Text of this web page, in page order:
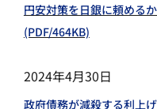
円安対策を日銀に頼める
(PDF/464KB)
2024年4月30日
政府債務が減殺する利上